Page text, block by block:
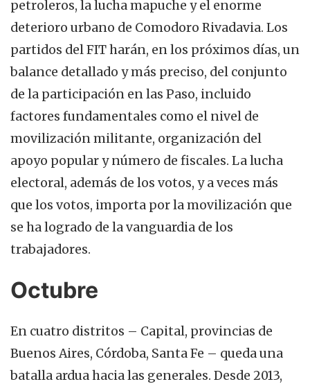
petroleros, la lucha mapuche y el enorme
deterioro urbano de Comodoro Rivadavia. Los
partidos del FIT harán, en los próximos días, un
balance detallado y más preciso, del conjunto
de la participación en las Paso, incluido
factores fundamentales como el nivel de
movilización militante, organización del
apoyo popular y número de fiscales. La lucha
electoral, además de los votos, y a veces más
que los votos, importa por la movilización que
se ha logrado de la vanguardia de los
trabajadores.
Octubre
En cuatro distritos – Capital, provincias de
Buenos Aires, Córdoba, Santa Fe – queda una
batalla ardua hacia las generales. Desde 2013,